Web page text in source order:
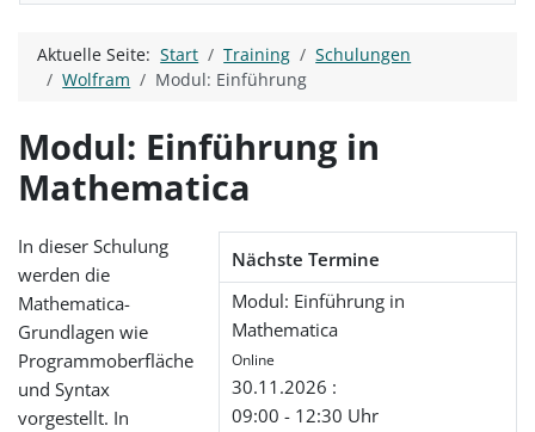
Aktuelle Seite:Start Training
Schulungen
Wolfram
Modul: Einführung
Modul: Einführung in
Mathematica
Nächste Termine
Modul: Einführung in
Mathematica
Online
30.11.2026 :
09:00 - 12:30 Uhr
In dieser Schulung
werden die
Mathematica-
Grundlagen wie
Programmoberfläche
und Syntax
vorgestellt. In